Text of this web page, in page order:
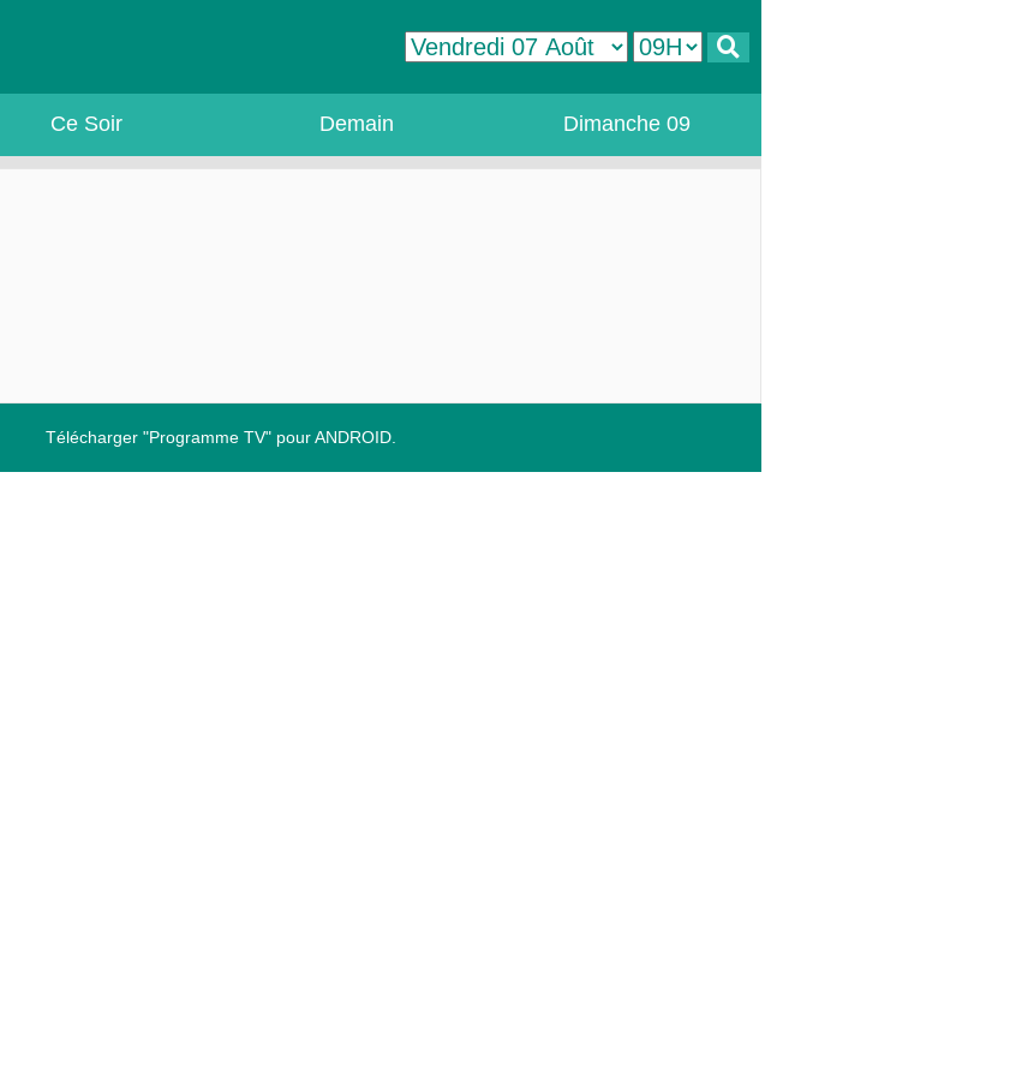
Ce Soir Demain Dimanche 09
Télécharger "Programme TV" pour ANDROID.